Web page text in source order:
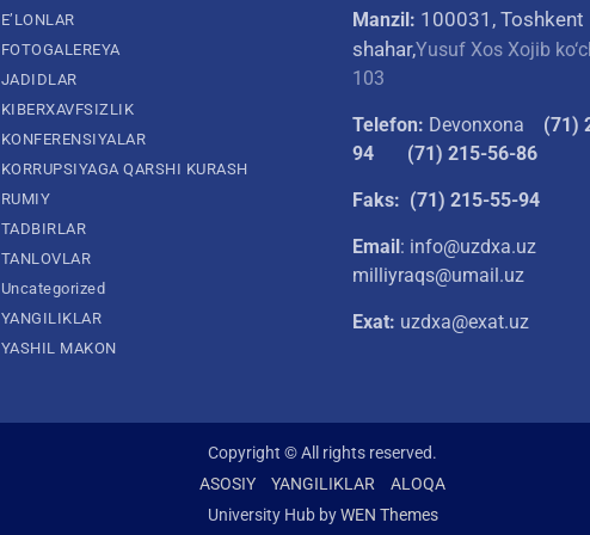
E’LONLAR
FOTOGALEREYA
JADIDLAR
KIBERXAVFSIZLIK
KONFERENSIYALAR
KORRUPSIYAGA QARSHI KURASH
RUMIY
TADBIRLAR
TANLOVLAR
Uncategorized
YANGILIKLAR
YASHIL MAKON
Manzil: 100031, Toshkent
shahar,Yusuf Xos Xojib
103
Telefon: Devonxona (71)
94
(71) 215-56-86
Faks: (71) 215-55-94
Email: info@uzdxa.uz
milliyraqs@umail.uz
Exat: uzdxa@exat.uz
Copyright © All rights reserved.
ASOSIY
YANGILIKLAR
ALOQA
University Hub byWEN Themes